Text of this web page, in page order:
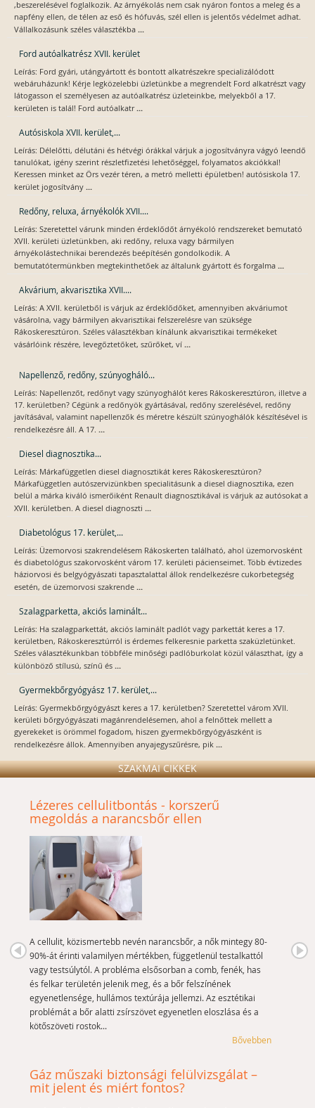
,beszerelésével foglalkozik. Az árnyékolás nem csak nyáron fontos a meleg és a
napfény ellen, de télen az eső és hófuvás, szél ellen is jelentős védelmet adhat.
Vállalkozásunk széles választékba ...
Ford autóalkatrész XVII. kerület
Leírás: Ford gyári, utángyártott és bontott alkatrészekre specializálódott
webáruházunk! Kérje legközelebbi üzletünkbe a megrendelt Ford alkatrészt vagy
látogasson el személyesen az autóalkatrész üzleteinkbe, melyekből a 17.
kerületen is talál! Ford autóalkatr ...
Autósiskola XVII. kerület,...
Leírás: Délelőtti, délutáni és hétvégi órákkal várjuk a jogosítványra vágyó leendő
tanulókat, igény szerint részletfizetési lehetőséggel, folyamatos akciókkal!
Keressen minket az Örs vezér téren, a metró melletti épületben! autósiskola 17.
kerület jogosítvány ...
Redőny, reluxa, árnyékolók XVII....
Leírás: Szeretettel várunk minden érdeklődőt árnyékoló rendszereket bemutató
XVII. kerületi üzletünkben, aki redőny, reluxa vagy bármilyen
árnyékolástechnikai berendezés beépítésén gondolkodik. A
bemutatótermünkben megtekinthetőek az általunk gyártott és forgalma ...
Akvárium, akvarisztika XVII....
Leírás: A XVII. kerületből is várjuk az érdeklődőket, amennyiben akváriumot
vásárolna, vagy bármilyen akvarisztikai felszerelésre van szüksége
Rákoskeresztúron. Széles választékban kínálunk akvarisztikai termékeket
vásárlóink részére, levegőztetőket, szűrőket, ví ...
Napellenző, redőny, szúnyogháló...
Leírás: Napellenzőt, redőnyt vagy szúnyoghálót keres Rákoskeresztúron, illetve a
17. kerületben? Cégünk a redőnyök gyártásával, redőny szerelésével, redőny
javításával, valamint napellenzők és méretre készült szúnyoghálók készítésével is
rendelkezésre áll. A 17. ...
Diesel diagnosztika...
Leírás: Márkafüggetlen diesel diagnosztikát keres Rákoskeresztúron?
Márkafüggetlen autószervizünkben specialitásunk a diesel diagnosztika, ezen
belül a márka kiváló ismerőiként Renault diagnosztikával is várjuk az autósokat a
XVII. kerületben. A diesel diagnoszti ...
Diabetológus 17. kerület,...
Leírás: Üzemorvosi szakrendelésem Rákoskerten található, ahol üzemorvosként
és diabetológus szakorvosként várom 17. kerületi pácienseimet. Több évtizedes
háziorvosi és belgyógyászati tapasztalattal állok rendelkezésre cukorbetegség
esetén, de üzemorvosi szakrende ...
Szalagparketta, akciós laminált...
Leírás: Ha szalagparkettát, akciós laminált padlót vagy parkettát keres a 17.
kerületben, Rákoskeresztúrról is érdemes felkeresnie parketta szaküzletünket.
Széles választékunkban többféle minőségi padlóburkolat közül választhat, így a
különböző stílusú, színű és ...
Gyermekbőrgyógyász 17. kerület,...
Leírás: Gyermekbőrgyógyászt keres a 17. kerületben? Szeretettel várom XVII.
kerületi bőrgyógyászati magánrendelésemen, ahol a felnőttek mellett a
gyerekeket is örömmel fogadom, hiszen gyermekbőrgyógyászként is
rendelkezésre állok. Amennyiben anyajegyszűrésre, pik ...
SZAKMAI CIKKEK
Lézeres cellulitbontás - korszerű
megoldás a narancsbőr ellen
A cellulit, közismertebb nevén narancsbőr, a nők mintegy 80-
90%-át érinti valamilyen mértékben, függetlenül testalkattól
vagy testsúlytól. A probléma elsősorban a comb, fenék, has
és felkar területén jelenik meg, és a bőr felszínének
egyenetlensége, hullámos textúrája jellemzi. Az esztétikai
problémát a bőr alatti zsírszövet egyenetlen eloszlása és a
kötőszöveti rostok...
Bővebben
Gáz műszaki biztonsági felülvizsgálat –
mit jelent és miért fontos?